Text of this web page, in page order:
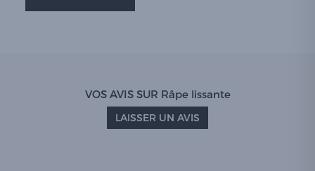
VOS AVIS SUR Râpe lissante
LAISSER UN AVIS